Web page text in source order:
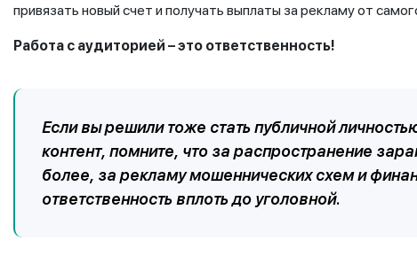
привязать новый счет и получать выплаты за рекламу от
Работа с аудиторией – это ответственность!
Если вы решили тоже стать публичной
контент, помните, что за распространение
более, за рекламу мошеннических схем и
ответственность вплоть до уголовной.